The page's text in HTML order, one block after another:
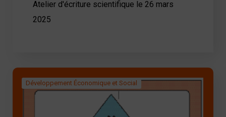
Atelier d'écriture scientifique le 26 mars
2025
Développement Économique et Social